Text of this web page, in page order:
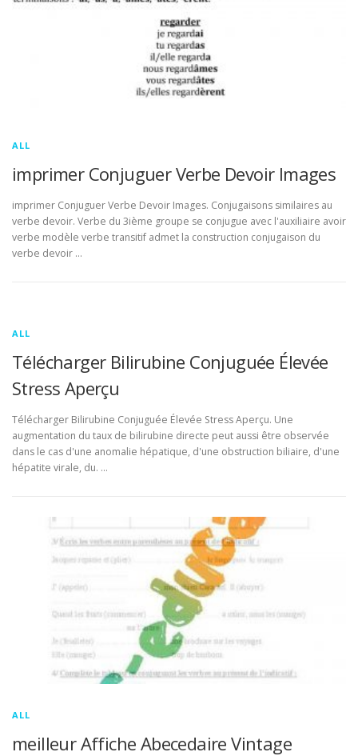
ALL
imprimer Conjuguer Verbe Devoir Images
imprimer Conjuguer Verbe Devoir Images. Conjugaisons similaires au
verbe devoir. Verbe du 3ième groupe se conjugue avec l'auxiliaire avoir
verbe modèle verbe transitif admet la construction conjugaison du
verbe devoir …
ALL
Télécharger Bilirubine Conjuguée Élevée
Stress Aperçu
Télécharger Bilirubine Conjuguée Élevée Stress Aperçu. Une
augmentation du taux de bilirubine directe peut aussi être observée
dans le cas d'une anomalie hépatique, d'une obstruction biliaire, d'une
hépatite virale, du. …
ALL
meilleur Affiche Abecedaire Vintage